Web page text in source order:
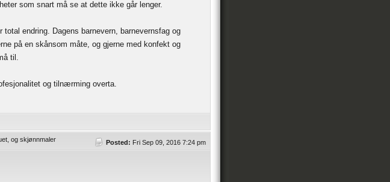
som snart må se at dette ikke går lenger.
total endring. Dagens barnevern, barnevernsfag og
på en skånsom måte, og gjerne med konfekt og
til.
og tilnærming overta.
og skjønnmaler Posted: Fri Sep 09, 2016 7:24 pm